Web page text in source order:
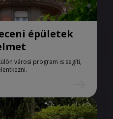
épületek
városi program is segíti,